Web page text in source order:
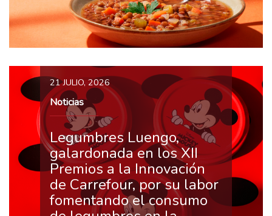
21 JULIO, 2026
Noticias
Legumbres Luengo,
galardonada en los XII
Premios a la Innovación
de Carrefour, por su labor
fomentando el consumo